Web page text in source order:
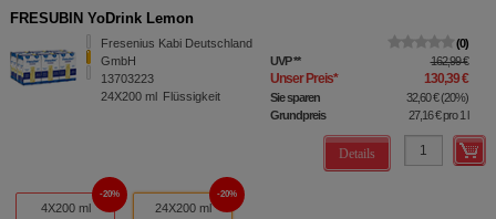
FRESUBIN YoDrink Lemon
Fresenius Kabi Deutschland
GmbH
13703223
24X200 ml Flüssigkeit
0
UVP** 162,99 €
Unser Preis* 130,39 €
Sie sparen 32,60 €(20%)
Grundpreis
27,16 €pro 1 l
Details
4X200 ml
20%
24X200 ml
20%